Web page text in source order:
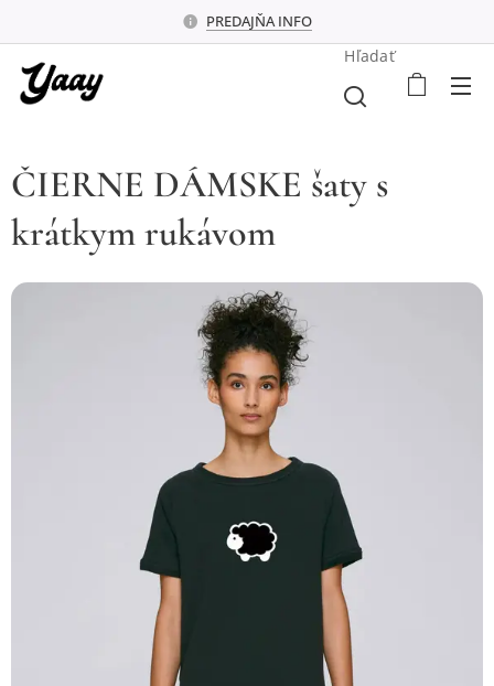
PREDAJŇA INFO
Hľadať
ČIERNE DÁMSKE šaty s
krátkym rukávom